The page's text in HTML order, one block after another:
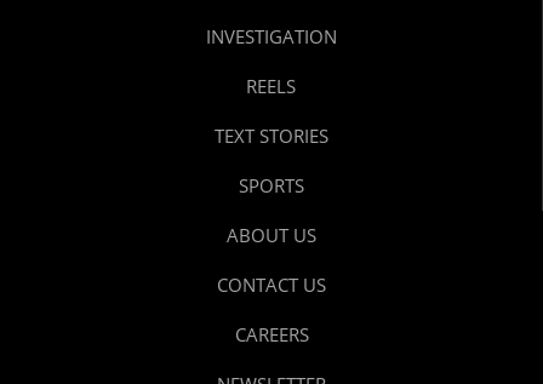
INVESTIGATION
REELS
TEXT STORIES
SPORTS
ABOUT US
CONTACT US
CAREERS